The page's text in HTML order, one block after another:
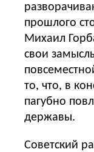
прошлого
Михаил
свои
то, что, в
пагубно
державы.
Советский